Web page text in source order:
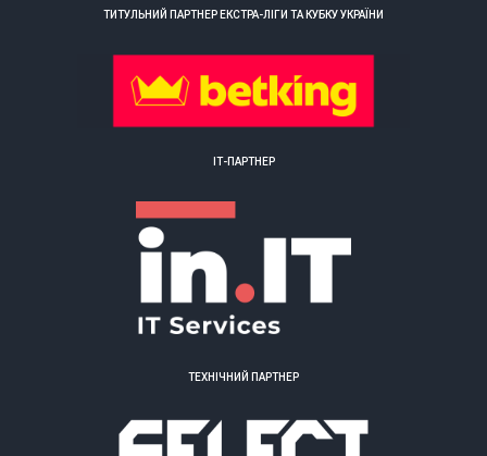
ТИТУЛЬНИЙ ПАРТНЕР ЕКСТРА-ЛІГИ ТА КУБКУ УКРАЇНИ
ІТ-ПАРТНЕР
ТЕХНІЧНИЙ ПАРТНЕР